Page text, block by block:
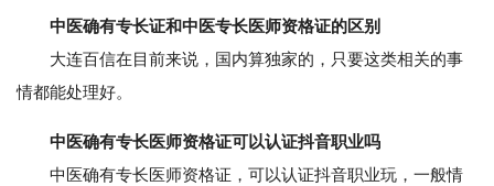
中医确有专长证和中医专长医师资格证的区别
大连百信在目前来说，国内算独家的，只要这类相关的事
情都能处理好。
中医确有专长医师资格证可以认证抖音职业吗
中医确有专长医师资格证，可以认证抖音职业玩，一般情